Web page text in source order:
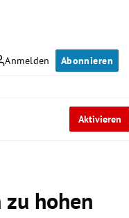
Anmelden Abonnieren
Aktivieren
hohen